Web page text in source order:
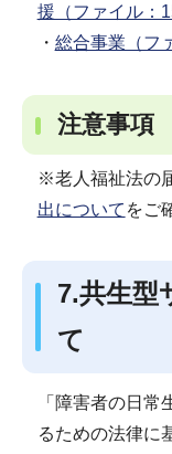
援（ファイル：
・ 総合事業（フ
注意事項
※老人福祉法の
出について をご
7.共生型
て
「障害者の日
るための法律に